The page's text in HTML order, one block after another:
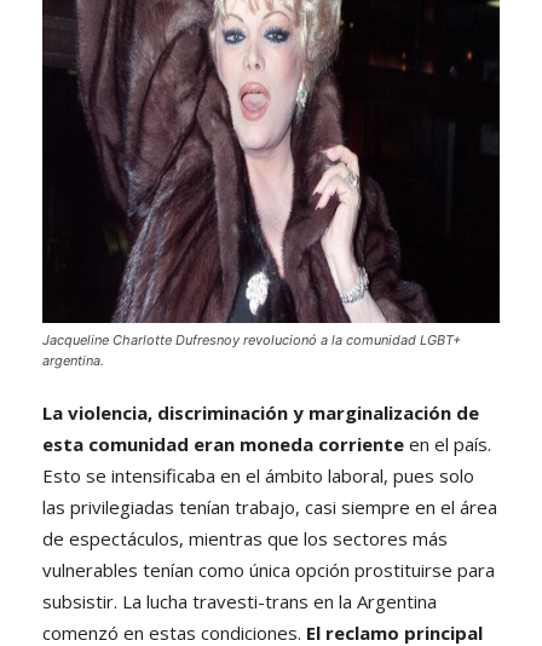
Jacqueline Charlotte Dufresnoy revolucionó a la comunidad LGBT+
argentina.
La violencia, discriminación y marginalización de
esta comunidad eran moneda corriente en el país.
Esto se intensificaba en el ámbito laboral, pues solo
las privilegiadas tenían trabajo, casi siempre en el área
de espectáculos, mientras que los sectores más
vulnerables tenían como única opción prostituirse para
subsistir. La lucha travesti-trans en la Argentina
comenzó en estas condiciones. El reclamo principal